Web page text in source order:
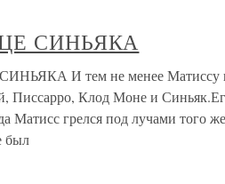
СИНЬЯКА
И тем не менее Матиссу
Писсарро, Клод Моне и
Матисс грелся под лучами того
был